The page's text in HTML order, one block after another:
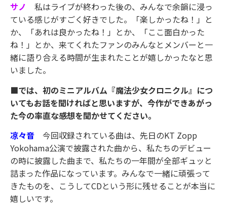
サノ 私はライブが終わった後の、みんなで余韻に浸っ
ている感じがすごく好きでした。「楽しかったね！」と
か、「あれは良かったね！」とか、「ここ面白かった
ね！」とか、来てくれたファンのみんなとメンバーと一
緒に語り合える時間が生まれたことが嬉しかったなと思
いました。
■では、初のミニアルバム『魔法少女クロニクル』につ
いてもお話を聞ければと思いますが、今作ができあがっ
た今の率直な感想を聞かせてください。
凉々音 今回収録されている曲は、先日のKT Zopp
Yokohama公演で披露された曲から、私たちのデビュー
の時に披露した曲まで、私たちの一年間が全部ギュッと
詰まった作品になっています。みんなで一緒に頑張って
きたものを、こうしてCDという形に残せることが本当に
嬉しいです。